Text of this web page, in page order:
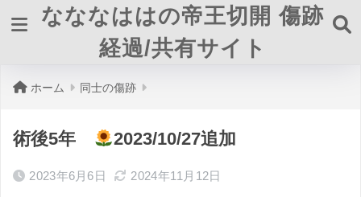
なななははの帝王切開 傷跡
経過/共有サイト
ホーム 同士の傷跡
術後5年 2023/10/27追加
2023年6月6日 2024年11月12日